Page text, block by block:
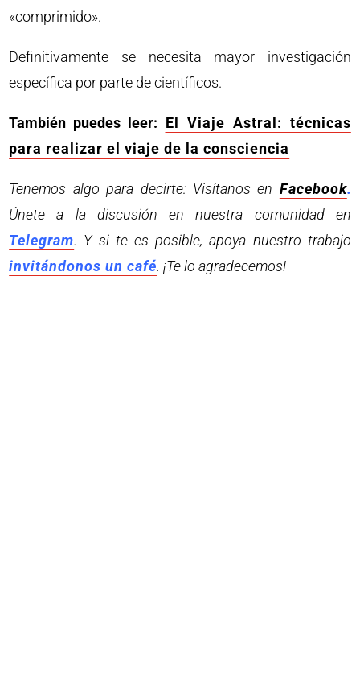
«comprimido».
Definitivamente se necesita mayor investigación
específica por parte de científicos.
También puedes leer: El Viaje Astral: técnicas
para realizar el viaje de la consciencia
Tenemos algo para decirte: Visítanos en Facebook.
Únete a la discusión en nuestra comunidad en
Telegram. Y si te es posible, apoya nuestro trabajo
invitándonos un café. ¡Te lo agradecemos!